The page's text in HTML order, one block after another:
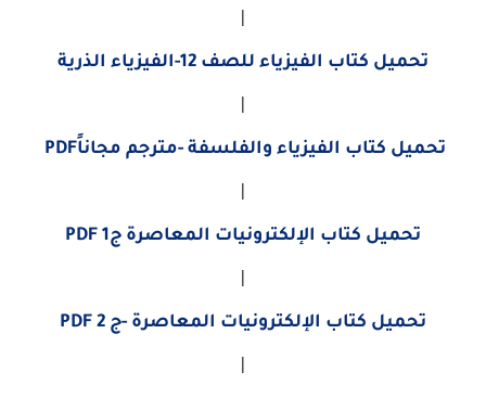
|
تحميل كتاب الفيزياء للصف 12-الفيزياء الذرية
|
تحميل كتاب الفيزياء والفلسفة -مترجم مجاناًPDF
|
تحميل كتاب الإلكترونيات المعاصرة ج1 PDF
|
تحميل كتاب الإلكترونيات المعاصرة -ج 2 PDF
|